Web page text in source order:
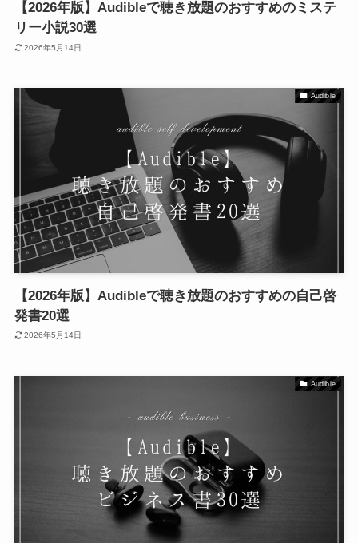
【2026年版】Audibleで聴き放題のおすすめのミステ
リー小説30選
2026年5月14日
Audible
【2026年版】Audibleで聴き放題のおすすめの自己啓
発書20選
2026年5月14日
Audible